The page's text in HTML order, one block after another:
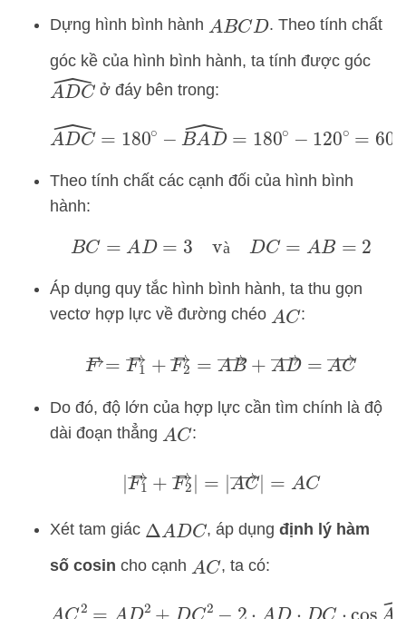
Dựng hình bình hành ABCD . Theo tính chất
góc kề của hình bình hành, ta tính được góc
ADC^ở đáy bên trong:
ADC ^= 180∘ − BAD^=180∘− 120∘= 60 ∘
Theo tính chất các cạnh đối của hình bình
hành:
à
BC= AD= và C=A B= 2
Áp dụng quy tắc hình bình hành, ta thu gọn
vectơ hợp lực về đường chéo AC:
→=F1→ +F2→= AB→+AD→=AC
Do đó, độ lớn của hợp lực cần tìm chính là độ
dài đoạn thẳng AC:
F1→+ F2→| =|AC → =AC
Xét tam giác ΔADC , áp dụngđịnh lý hàm
số cosin cho cạnh AC, ta có:
AC 2= AD2+D C2− 2⋅AD ⋅DC ⋅cosADC^